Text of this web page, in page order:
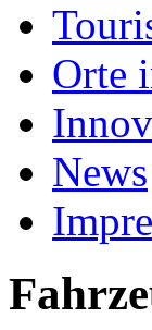
Orte
News